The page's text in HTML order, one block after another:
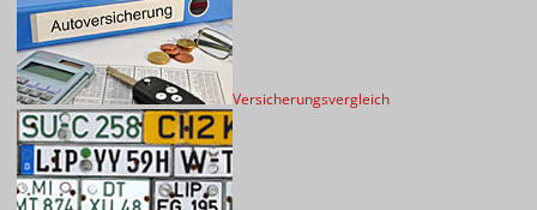
Versicherungsvergleich